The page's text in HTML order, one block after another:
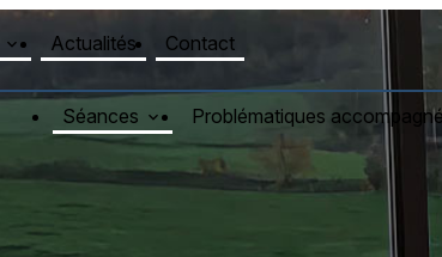
Actualités Contact
Séances Problématiques